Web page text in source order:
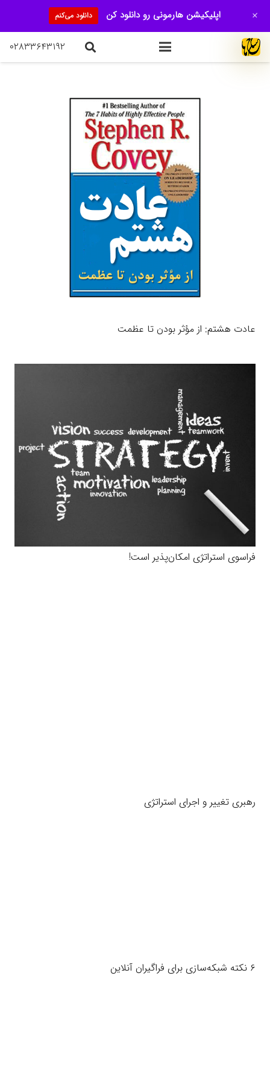
۰۲۸۳۳۶۴۳۱۹۲
عادت هشتم: از مؤثر بودن تا عظمت
فراسوی استراتژی امکان‌پذیر است!
رهبری تغییر و اجرای استراتژی
۶ نکته شبکه‌سازی برای فراگیران آنلاین
اپلیکیشن هارمونی رو دانلود کن دانلود می‌کنم +